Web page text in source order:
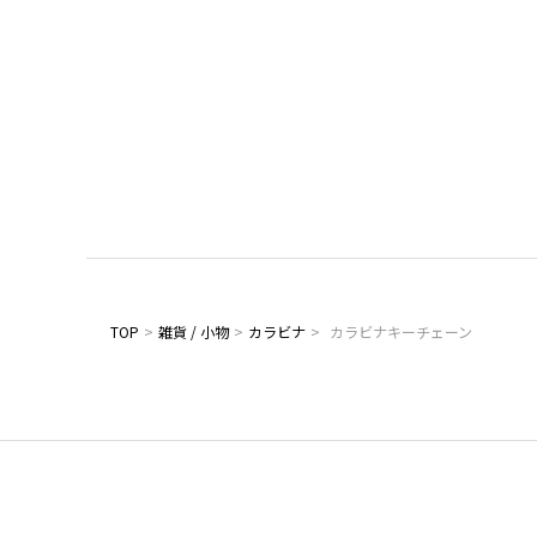
TOP > 雑貨 / 小物 > カラビナ > カラビナキーチェーン